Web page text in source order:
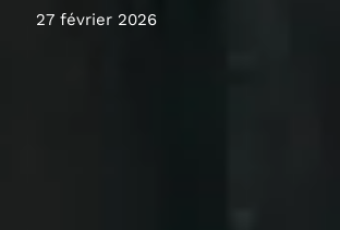
27 février 2026